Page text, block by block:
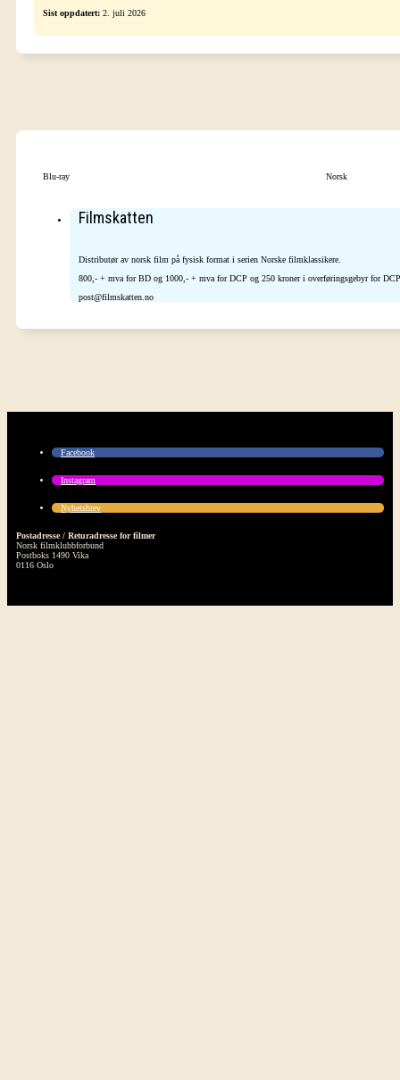
Sist oppdatert: 2. juli 2026
Blu-ray Norsk
Filmskatten
Distributør av norsk film på fysisk format i serien Norske filmklassikere.
800,- + mva for BD og 1000,- + mva for DCP og 250 kroner i overføringsgebyr for DCP
post@filmskatten.no
Facebook
Instagram
Nyhetsbrev
Postadresse / Returadresse for filmer
Norsk filmklubbforbund
Postboks 1490 Vika
0116 Oslo